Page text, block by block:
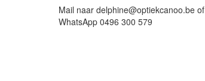
Mail naar delphine@optiekcanoo.be of
WhatsApp 0496 300 579